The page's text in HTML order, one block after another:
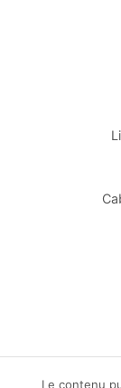
Le contenu